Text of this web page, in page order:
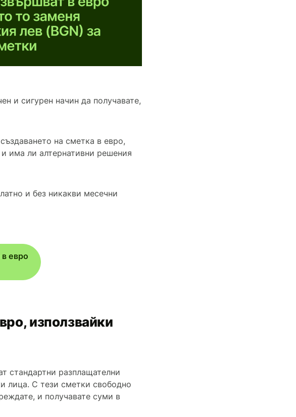
и сигурен начин да получавате,
на сметка в евро,
има ли алтернативни решения
и без никакви месечни
евро
използвайки
стандартни разплащателни
лица. С тези сметки свободно
и получавате суми в